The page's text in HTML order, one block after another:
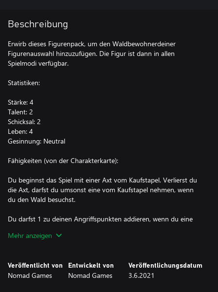
Beschreibung
Erwirb dieses Figurenpack, um den Waldbewohnerdeiner
Figurenauswahl hinzuzufügen. Die Figur ist dann in allen
Spielmodi verfügbar.
Statistiken:
Stärke: 4
Talent: 2
Schicksal: 2
Leben: 4
Gesinnung: Neutral
Fähigkeiten (von der Charakterkarte):
Du beginnst das Spiel mit einer Axt vom Kaufstapel. Verlierst du
die Axt, darfst du umsonst eine vom Kaufstapel nehmen, wenn
du den Wald besuchst.
Du darfst 1 zu deinen Angriffspunkten addieren, wenn du eine
Immer wenn du auf den Wald kommst, darfst du 2
Befindet sich bereits eine Karte auf dem Wald, wenn du dort
Mehr anzeigen
Veröffentlicht von
Nomad Games
Entwickelt von
Nomad Games
Veröffentlichungsdatum
3.6.2021